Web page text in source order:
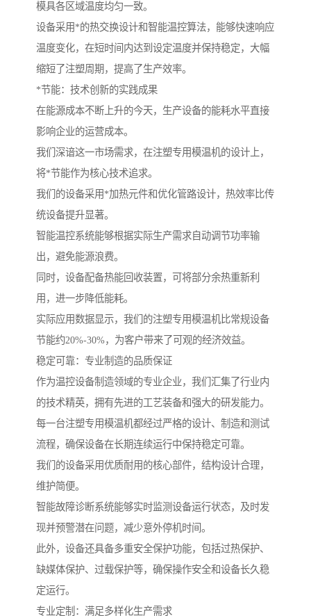
模具各区域温度均匀一致。
设备采用*的热交换设计和智能温控算法，能够快速响应
温度变化，在短时间内达到设定温度并保持稳定，大幅
缩短了注塑周期，提高了生产效率。
*节能：技术创新的实践成果
在能源成本不断上升的今天，生产设备的能耗水平直接
影响企业的运营成本。
我们深谙这一市场需求，在注塑专用模温机的设计上，
将*节能作为核心技术追求。
我们的设备采用*加热元件和优化管路设计，热效率比传
统设备提升显著。
智能温控系统能够根据实际生产需求自动调节功率输
出，避免能源浪费。
同时，设备配备热能回收装置，可将部分余热重新利
用，进一步降低能耗。
实际应用数据显示，我们的注塑专用模温机比常规设备
节能约20%-30%，为客户带来了可观的经济效益。
稳定可靠：专业制造的品质保证
作为温控设备制造领域的专业企业，我们汇集了行业内
的技术精英，拥有先进的工艺装备和强大的研发能力。
每一台注塑专用模温机都经过严格的设计、制造和测试
流程，确保设备在长期连续运行中保持稳定可靠。
我们的设备采用优质耐用的核心部件，结构设计合理，
维护简便。
智能故障诊断系统能够实时监测设备运行状态，及时发
现并预警潜在问题，减少意外停机时间。
此外，设备还具备多重安全保护功能，包括过热保护、
缺媒体保护、过载保护等，确保操作安全和设备长久稳
定运行。
专业定制：满足多样化生产需求